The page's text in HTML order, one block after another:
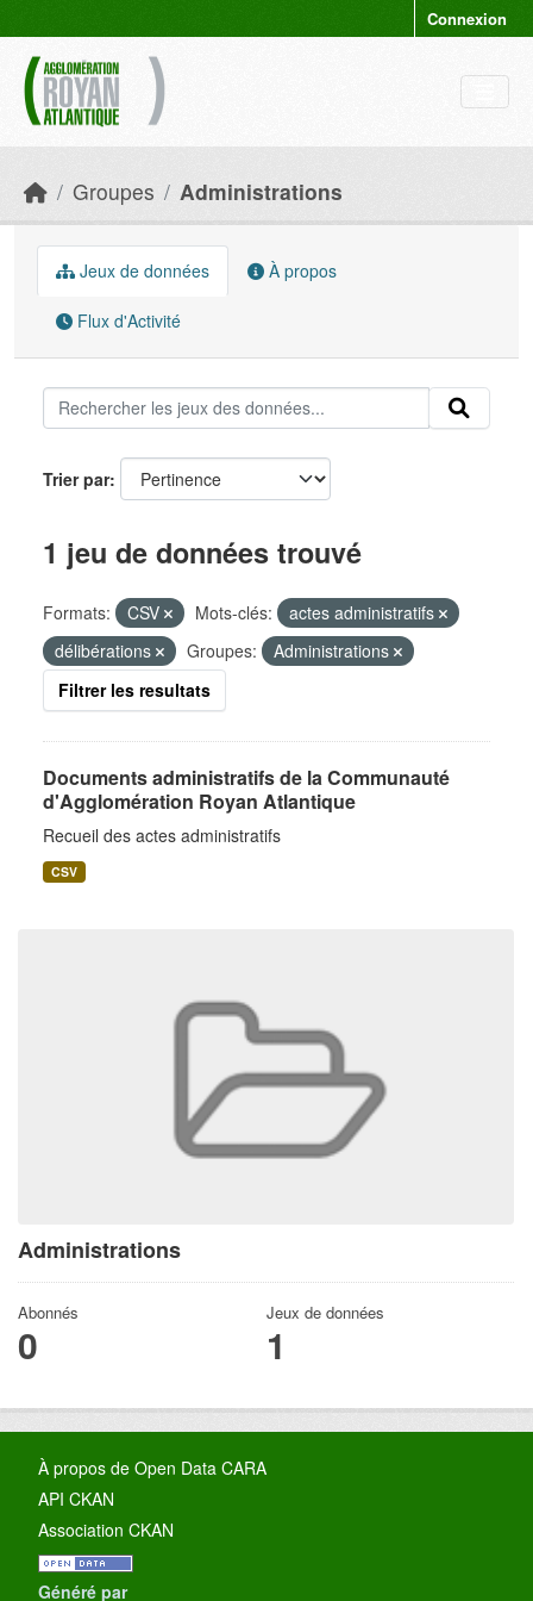
Connexion
Groupes Administrations
Administrations
Abonnés
0
Jeux de données
1
Jeux de données À propos
Flux d'Activité
Trier par
1 jeu de données trouvé
Formats: CSV Mots-clés:
actes administratifs
délibérations
Groupes:
Administrations
Filtrer les resultats
Documents administratifs de la Communauté
d'Agglomération Royan Atlantique
Recueil des actes administratifs
CSV
À propos de Open Data CARA
API CKAN
Association CKAN
Généré par